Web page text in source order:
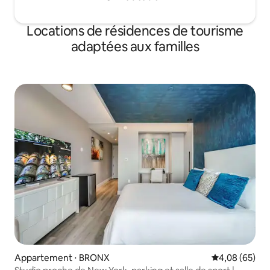
Locations de résidences de tourisme
adaptées aux familles
Appartement ⋅ BRONX Évaluation
4,08 (65)